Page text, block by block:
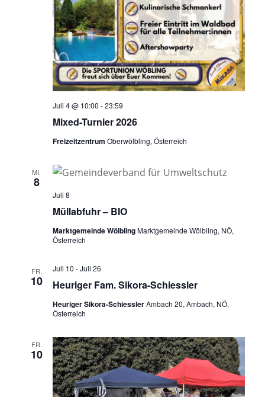
Mixed-Turnier 2026
Juli 4 @ 10:00 -23:59
Freizeitzentrum Oberwölbling, Österreich
MI.
8
Müllabfuhr – BIO
Juli 8
Marktgemeinde WölblingMarktgemeinde Wölbling, NÖ,
Österreich
FR.
10 Heuriger Fam. Sikora-Schiessler
Juli 10 -Juli 26
Heuriger Sikora-SchiesslerAmbach 20, Ambach, NÖ,
Österreich
FR.
10